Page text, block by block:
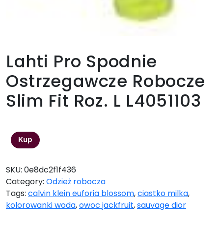
Lahti Pro Spodnie
Ostrzegawcze Robocze
Slim Fit Roz. L L4051103
Kup
SKU: 0e8dc2f1f436
Category: Odzież robocza
Tags: calvin klein euforia blossom,ciastko milka,
kolorowanki woda,owoc jackfruit,sauvage dior